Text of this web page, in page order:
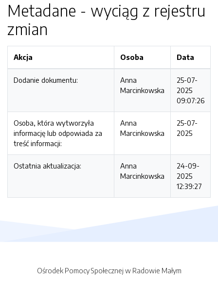
Metadane - wyciąg z rejestru
zmian
Akcja Osoba Data
Dodanie dokumentu:
Anna
Marcinkowska
25-07-
2025
09:07:26
Osoba, która wytworzyła
informację lub odpowiada za
treść informacji:
Anna
Marcinkowska
25-07-
2025
Ostatnia aktualizacja:
Anna
Marcinkowska
24-09-
2025
12:39:27
Ośrodek Pomocy Społecznej w Radowie Małym